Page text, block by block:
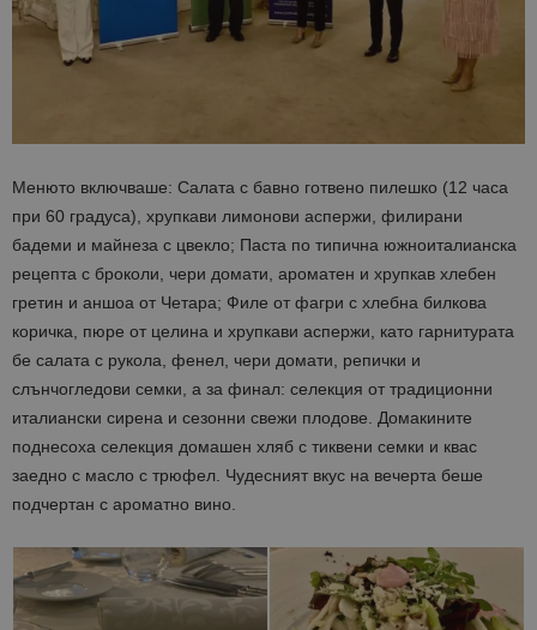
Менюто включваше: Салата с бавно готвено пилешко (12 часа
при 60 градуса), хрупкави лимонови аспержи, филирани
бадеми и майнеза с цвекло; Паста по типична южноиталианска
рецепта с броколи, чери домати, ароматен и хрупкав хлебен
гретин и аншоа от Четара; Филе от фагри с хлебна билкова
коричка, пюре от целина и хрупкави аспержи, като гарнитурата
бе салата с рукола, фенел, чери домати, репички и
слънчогледови семки, а за финал: селекция от традиционни
италиански сирена и сезонни свежи плодове. Домакините
поднесоха селекция домашен хляб с тиквени семки и квас
заедно с масло с трюфел. Чудесният вкус на вечерта беше
подчертан с ароматно вино.